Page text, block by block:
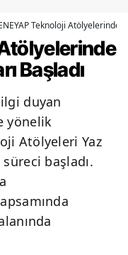
Teknoloji Atölyelerinde
Başladı
duyan
yönelik
Atölyeleri Yaz
başladı.